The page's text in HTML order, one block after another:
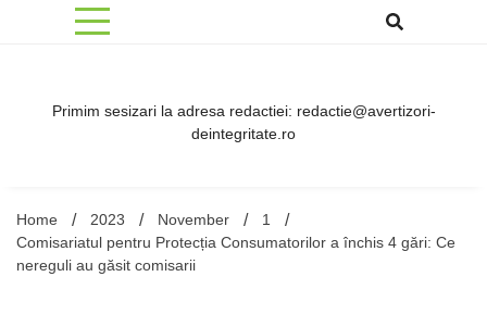
Primim sesizari la adresa redactiei: redactie@avertizori-
deintegritate.ro
Home 2023 November
1
Comisariatul pentru Protecția Consumatorilor a închis 4 gări: Ce
nereguli au găsit comisarii